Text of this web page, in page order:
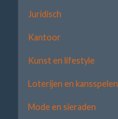
Juridisch
Kantoor
Kunst en lifestyle
Loterijen en kansspelen
Mode en sieraden